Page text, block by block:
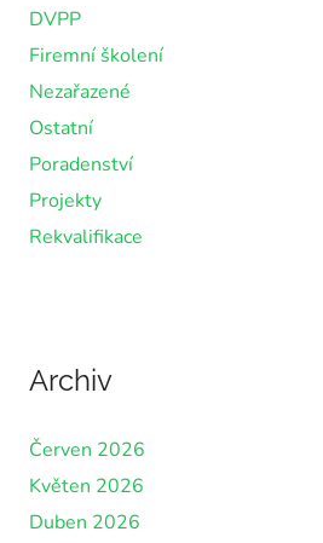
DVPP
Firemní školení
Nezařazené
Ostatní
Poradenství
Projekty
Rekvalifikace
Archiv
Červen 2026
Květen 2026
Duben 2026